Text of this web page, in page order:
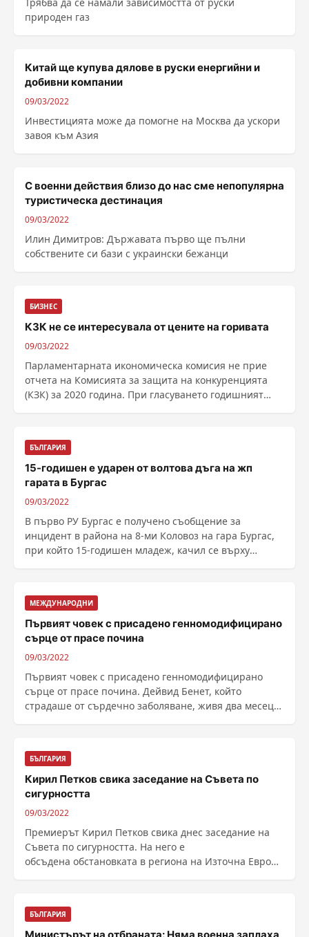
природен газ
Китай ще купува дялове в руски енергийни и
добивни компании
09/03/2022
Инвестицията може да помогне на Москва да ускори
завоя към Азия
С военни действия близо до нас сме непопулярна
туристическа дестинация
09/03/2022
Илин Димитров: Държавата първо ще пълни
собствените си бази с украински бежанци
БИЗНЕС
КЗК не се интересувала от цените на горивата
09/03/2022
Парламентарната икономическа комисия не прие
отчета на Комисията за защита на конкуренцията
(КЗК) за 2020 година. При гласуването годишният
БЪЛГАРИЯ
15-годишен е ударен от волтова дъга на жп
гарата в Бургас
09/03/2022
В първо РУ Бургас е получено съобщение за
инцидент в района на 8-ми Коловоз на гара Бургас,
при който 15-годишен младеж, качил се върху
МЕЖДУНАРОДНИ
Първият човек с присадено генномодифицирано
сърце от прасе почина
09/03/2022
Първият човек с присадено генномодифицирано
сърце от прасе почина. Дейвид Бенет, който
страдаше от сърдечно заболяване, живя два месеца
БЪЛГАРИЯ
Кирил Петков свика заседание на Съвета по
сигурността
09/03/2022
Премиерът Кирил Петков свика днес заседание на
Съвета по сигурността. На него е
обсъдена обстановката в региона на Източна Европа
БЪЛГАРИЯ